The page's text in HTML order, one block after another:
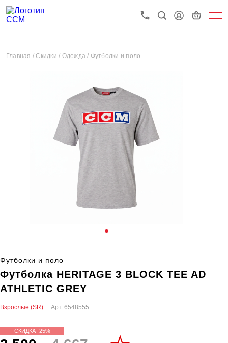
Главная /Скидки / Одежда / Футболки и поло
Футболки и поло
Футболка HERITAGE 3 BLOCK TEE AD
ATHLETIC GREY
Взрослые (SR) Арт. 6548555
СКИДКА -25%